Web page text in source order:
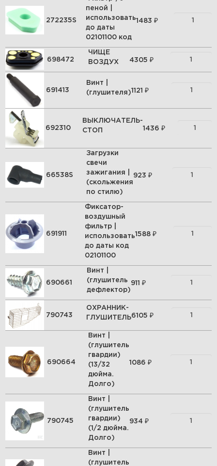
272235S
пеной |
использовать
до даты
02101100 код
1483 ₽
698472
ЧИЩЕ
ВОЗДУХ
4305 ₽
691413
Винт |
(глушителя)1121 ₽
692310
ВЫКЛЮЧАТЕЛЬ-
СТОП
1436 ₽
66538S
Загрузки
свечи
зажигания |
(скольжения
по стилю)
923 ₽
691911
Фиксатор-
воздушный
фильтр |
использовать
до даты код
02101100
1588 ₽
690661
Винт |
(глушитель
дефлектор)
911 ₽
790743
ОХРАННИК-
ГЛУШИТЕЛЬ6105 ₽
690664
Винт |
(глушитель
гвардии)
(13/32
дюйма.
Долго)
1086 ₽
790745
Винт |
(глушитель
гвардии)
(1/2 дюйма.
Долго)
934 ₽
Винт |
(глушитель